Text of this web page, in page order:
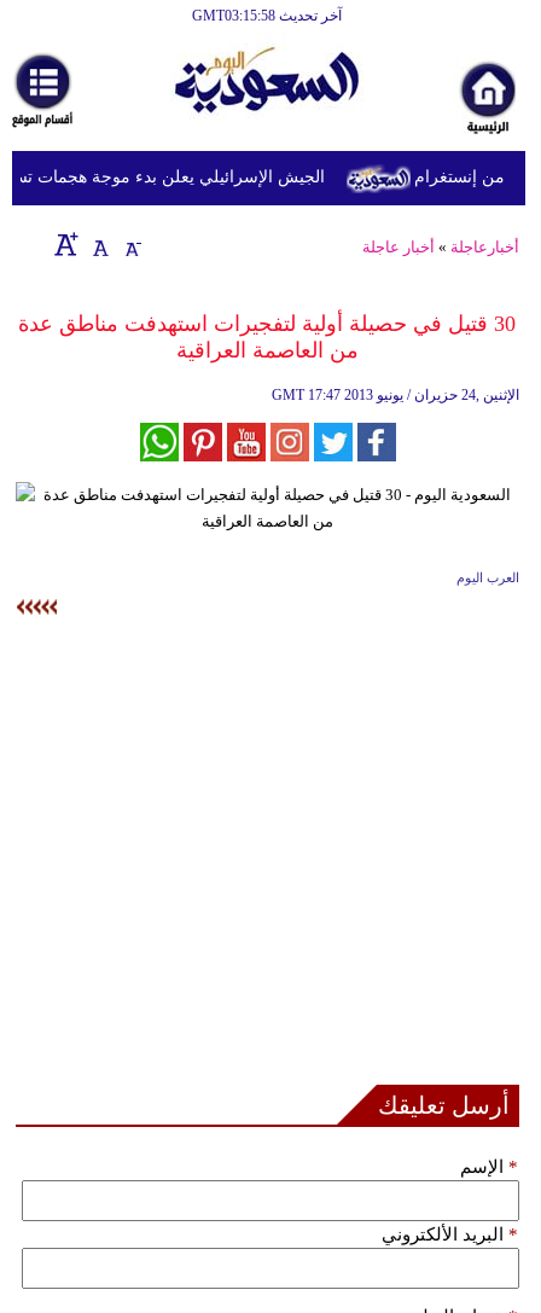
آخر تحديث GMT03:15:58
أخبارعاجلة
رياضة
ثقافة
إقتصاد
وموسيقى
ديكور
فيديو
الجيش الإسرائيلي يعلن بدء موجة هجمات من إنستغرام
أخبارعاجلة » أخبار عاجلة
30 قتيل في حصيلة أولية لتفجيرات استهدفت مناطق عدة
من العاصمة العراقية‏
GMT 17:47 2013 الإثنين ,24 حزيران / يونيو
العرب اليوم
أرسل تعليقك
الإسم *
البريد الألكتروني *